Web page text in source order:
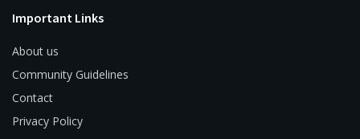
Important Links
About us
Community Guidelines
Contact
Privacy Policy